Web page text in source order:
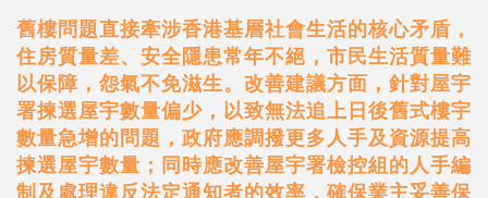
舊樓問題直接牽涉香港基層社會生活的核心矛盾，
住房質量差、安全隱患常年不絕，市民生活質量難
以保障，怨氣不免滋生。改善建議方面，針對屋宇
署揀選屋宇數量偏少，以致無法追上日後舊式樓宇
數量急增的問題，政府應調撥更多人手及資源提高
揀選屋宇數量；同時應改善屋宇署檢控組的人手編
制及處理違反法定通知者的效率，確保業主妥善保